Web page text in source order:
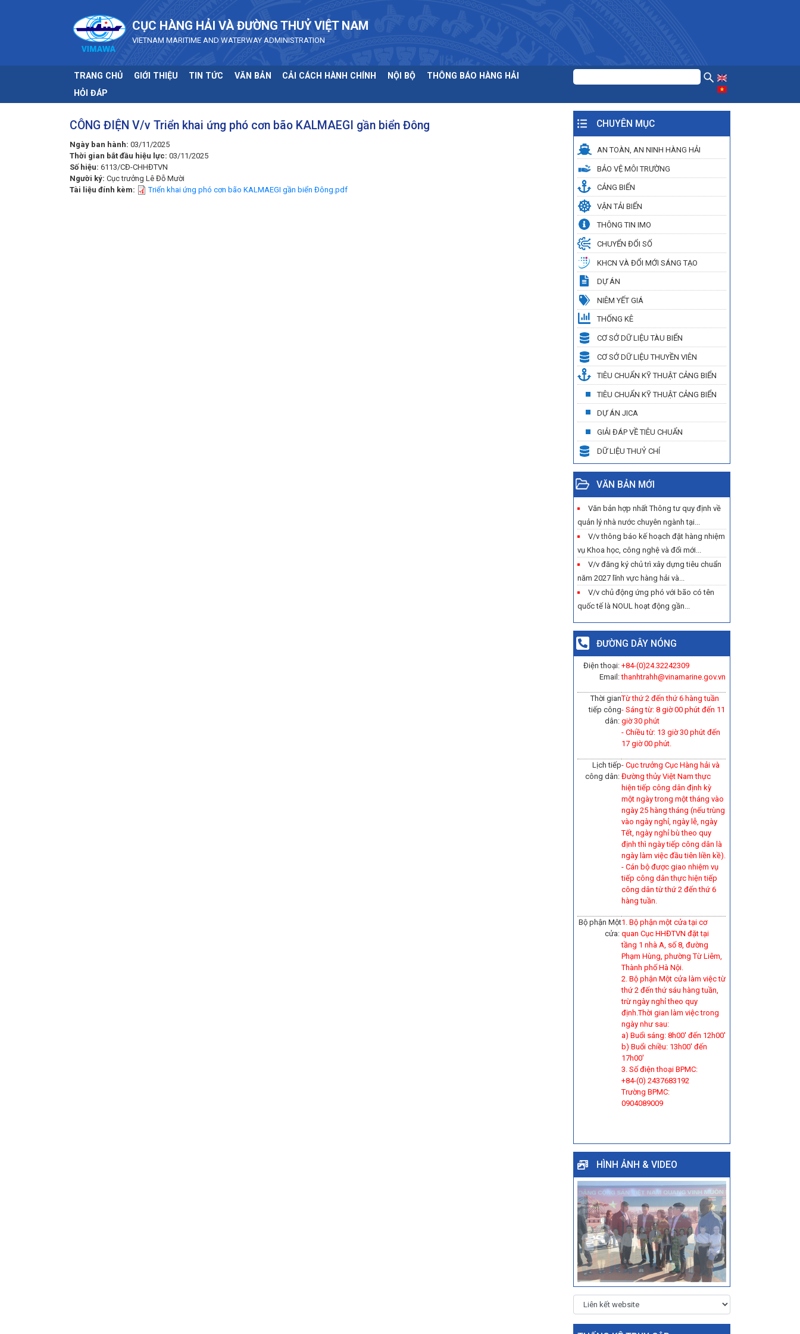
CỤC HÀNG HẢI VÀ ĐƯỜNG THUỶ VIỆT NAM
VIETNAM MARITIME AND WATERWAY ADMINISTRATION
TRANG CHỦ GIỚI THIỆU TIN TỨC VĂN BẢN CẢI CÁCH HÀNH CHÍNH NỘI BỘ
THÔNG BÁO HÀNG HẢI
HỎI ĐÁP
CÔNG ĐIỆN V/v Triển khai ứng phó cơn bão KALMAEGI gần biển Đông
Ngày ban hành: 03/11/2025
Thời gian bắt đầu hiệu lực: 03/11/2025
Số hiệu: 6113/CĐ-CHHĐTVN
Người ký: Cục trưởng Lê Đỗ Mười
Tài liệu đính kèm:
Triển khai ứng phó cơn bão KALMAEGI gần biển Đông.pdf
CHUYÊN MỤC
AN TOÀN, AN NINH HÀNG HẢI
BẢO VỆ MÔI TRƯỜNG
CẢNG BIỂN
VẬN TẢI BIỂN
THÔNG TIN IMO
CHUYỂN ĐỔI SỐ
KHCN VÀ ĐỔI MỚI SÁNG TẠO
DỰ ÁN
NIÊM YẾT GIÁ
THỐNG KÊ
CƠ SỞ DỮ LIỆU TÀU BIỂN
CƠ SỞ DỮ LIỆU THUYỀN VIÊN
TIÊU CHUẨN KỸ THUẬT CẢNG BIỂN
TIÊU CHUẨN KỸ THUẬT CẢNG BIỂN
DỰ ÁN JICA
GIẢI ĐÁP VỀ TIÊU CHUẨN
DỮ LIỆU THUỶ CHÍ
VĂN BẢN MỚI
Văn bản hợp nhất Thông tư quy định về
quản lý nhà nước chuyên ngành tại...
V/v thông báo kế hoạch đặt hàng nhiệm
vụ Khoa học, công nghệ và đổi mới...
V/v đăng ký chủ trì xây dựng tiêu chuẩn
năm 2027 lĩnh vực hàng hải và...
V/v chủ động ứng phó với bão có tên
quốc tế là NOUL hoạt động gần...
ĐƯỜNG DÂY NÓNG
Điện thoại:
Email:
+84-(0)24.32242309
thanhtrahh@vinamarine.gov.vn
Thời gian
tiếp công
dân:
Từ thứ 2 đến thứ 6 hàng tuần
- Sáng từ: 8 giờ 00 phút đến 11
giờ 30 phút
- Chiều từ: 13 giờ 30 phút đến
17 giờ 00 phút.
Lịch tiếp
công dân:
- Cục trưởng Cục Hàng hải và
Đường thủy Việt Nam thực
hiện tiếp công dân định kỳ
một ngày trong một tháng vào
ngày 25 hàng tháng (nếu trùng
vào ngày nghỉ, ngày lễ, ngày
Tết, ngày nghỉ bù theo quy
định thì ngày tiếp công dân là
ngày làm việc đầu tiên liền kề).
- Cán bộ được giao nhiệm vụ
tiếp công dân thực hiện tiếp
công dân từ thứ 2 đến thứ 6
hàng tuần.
Bộ phận Một
cửa:
1. Bộ phận một cửa tại cơ
quan Cục HHĐTVN đặt tại
tầng 1 nhà A, số 8, đường
Phạm Hùng, phường Từ Liêm,
Thành phố Hà Nội.
2. Bộ phận Một cửa làm việc từ
thứ 2 đến thứ sáu hàng tuần,
trừ ngày nghỉ theo quy
định.Thời gian làm việc trong
ngày như sau:
a) Buổi sáng: 8h00' đến 12h00'
b) Buổi chiều: 13h00' đến
17h00'
3. Số điện thoại BPMC:
+84-(0) 2437683192
Trường BPMC:
0904089009
HÌNH ẢNH & VIDEO